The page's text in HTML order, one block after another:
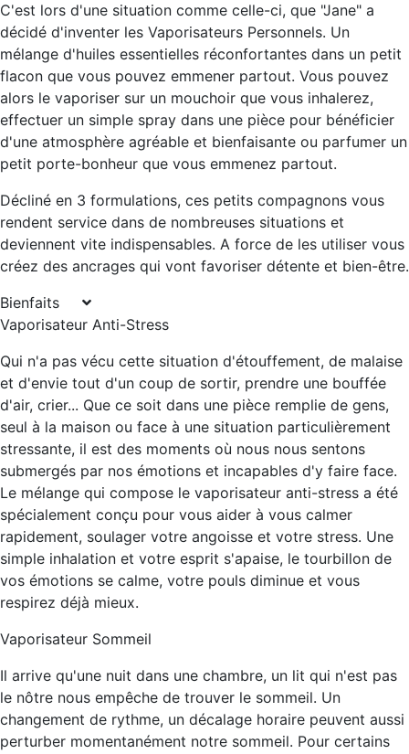
C'est lors d'une situation comme celle-ci, que "Jane" a
décidé d'inventer les Vaporisateurs Personnels. Un
mélange d'huiles essentielles réconfortantes dans un petit
flacon que vous pouvez emmener partout. Vous pouvez
alors le vaporiser sur un mouchoir que vous inhalerez,
effectuer un simple spray dans une pièce pour bénéficier
d'une atmosphère agréable et bienfaisante ou parfumer un
petit porte-bonheur que vous emmenez partout.
Décliné en 3 formulations, ces petits compagnons vous
rendent service dans de nombreuses situations et
deviennent vite indispensables. A force de les utiliser vous
créez des ancrages qui vont favoriser détente et bien-être.
Bienfaits
Vaporisateur Anti-Stress
Qui n'a pas vécu cette situation d'étouffement, de malaise
et d'envie tout d'un coup de sortir, prendre une bouffée
d'air, crier... Que ce soit dans une pièce remplie de gens,
seul à la maison ou face à une situation particulièrement
stressante, il est des moments où nous nous sentons
submergés par nos émotions et incapables d'y faire face.
Le mélange qui compose le vaporisateur anti-stress a été
spécialement conçu pour vous aider à vous calmer
rapidement, soulager votre angoisse et votre stress. Une
simple inhalation et votre esprit s'apaise, le tourbillon de
vos émotions se calme, votre pouls diminue et vous
respirez déjà mieux.
Vaporisateur Sommeil
Il arrive qu'une nuit dans une chambre, un lit qui n'est pas
le nôtre nous empêche de trouver le sommeil. Un
changement de rythme, un décalage horaire peuvent aussi
perturber momentanément notre sommeil. Pour certains